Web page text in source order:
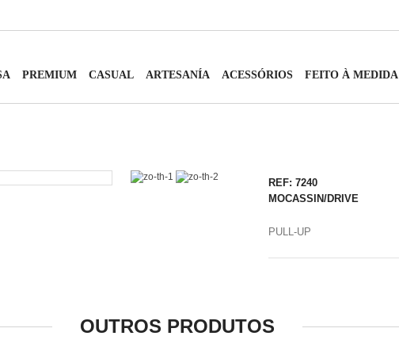
PREMIUM CASUAL ARTESANÍA ACESSÓRIOS FEITO À MEDIDA
REF: 7240
MOCASSIN/DRIVE
PULL-UP
OUTROS PRODUTOS